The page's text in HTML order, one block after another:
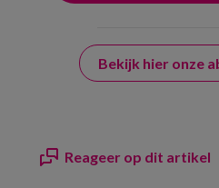
Bekijk hier onze
Reageer op dit artikel